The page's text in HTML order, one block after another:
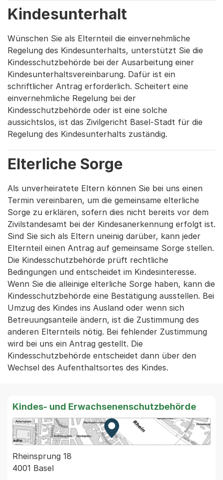
Kindesunterhalt
Wünschen Sie als Elternteil die einvernehmliche
Regelung des Kindesunterhalts, unterstützt Sie die
Kindesschutzbehörde bei der Ausarbeitung einer
Kindesunterhaltsvereinbarung. Dafür ist ein
schriftlicher Antrag erforderlich. Scheitert eine
einvernehmliche Regelung bei der
Kindesschutzbehörde oder ist eine solche
aussichtslos, ist das Zivilgericht Basel-Stadt für die
Regelung des Kindesunterhalts zuständig.
Elterliche Sorge
Als unverheiratete Eltern können Sie bei uns einen
Termin vereinbaren, um die gemeinsame elterliche
Sorge zu erklären, sofern dies nicht bereits vor dem
Zivilstandesamt bei der Kindesanerkennung erfolgt ist.
Sind Sie sich als Eltern uneinig darüber, kann jeder
Elternteil einen Antrag auf gemeinsame Sorge stellen.
Die Kindesschutzbehörde prüft rechtliche
Bedingungen und entscheidet im Kindesinteresse.
Wenn Sie die alleinige elterliche Sorge haben, kann die
Kindesschutzbehörde eine Bestätigung ausstellen. Bei
Umzug des Kindes ins Ausland oder wenn sich
Betreuungsanteile ändern, ist die Zustimmung des
anderen Elternteils nötig. Bei fehlender Zustimmung
wird bei uns ein Antrag gestellt. Die
Kindesschutzbehörde entscheidet dann über den
Wechsel des Aufenthaltsortes des Kindes.
Kindes- und Erwachsenenschutzbehörde
Zur Karte von MapBS.
Externer Link, wird in einem
Rheinsprung 18
4001 Basel